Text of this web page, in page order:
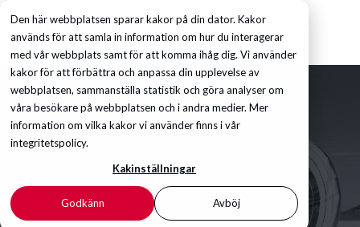
Den här webbplatsen sparar kakor på din dator. Kakor
används för att samla in information om hur du interagerar
med vår webbplats samt för att komma ihåg dig. Vi använder
kakor för att förbättra och anpassa din upplevelse av
webbplatsen, sammanställa statistik och göra analyser om
våra besökare på webbplatsen och i andra medier. Mer
information om vilka kakor vi använder finns i vår
integritetspolicy.
Kakinställningar
Godkänn Avböj